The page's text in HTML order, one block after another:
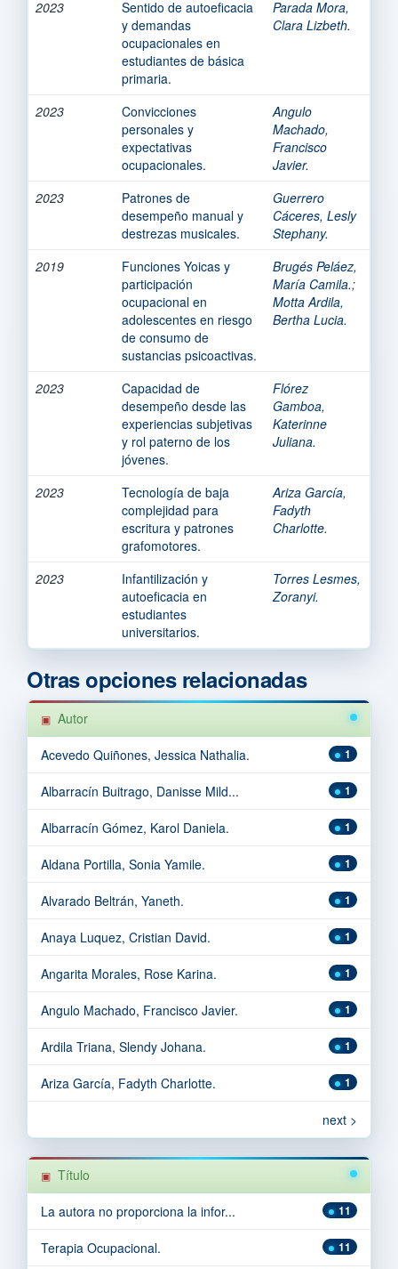
2023
Sentido de autoeficacia
y demandas
ocupacionales en
estudiantes de básica
primaria.
Parada Mora,
Clara Lizbeth.
2023
Convicciones
personales y
expectativas
ocupacionales.
Angulo
Machado,
Francisco
Javier.
2023
Patrones de
desempeño manual y
destrezas musicales.
Guerrero
Cáceres, Lesly
Stephany.
2019
Funciones Yoicas y
participación
ocupacional en
adolescentes en riesgo
de consumo de
sustancias psicoactivas.
Brugés Peláez,
María Camila.;
Motta Ardila,
Bertha Lucia.
2023
Capacidad de
desempeño desde las
experiencias subjetivas
y rol paterno de los
jóvenes.
Flórez
Gamboa,
Katerinne
Juliana.
2023
Tecnología de baja
complejidad para
escritura y patrones
grafomotores.
Ariza García,
Fadyth
Charlotte.
2023
Infantilización y
autoeficacia en
estudiantes
universitarios.
Torres Lesmes,
Zoranyi.
Otras opciones relacionadas
Autor
1
Acevedo Quiñones, Jessica Nathalia.
1
Albarracín Buitrago, Danisse Mild...
1
Albarracín Gómez, Karol Daniela.
1
Aldana Portilla, Sonia Yamile.
1
Alvarado Beltrán, Yaneth.
1
Anaya Luquez, Cristian David.
1
Angarita Morales, Rose Karina.
1
Angulo Machado, Francisco Javier.
1
Ardila Triana, Slendy Johana.
1
Ariza García, Fadyth Charlotte.
next >
Título
11
La autora no proporciona la infor...
11
Terapia Ocupacional.